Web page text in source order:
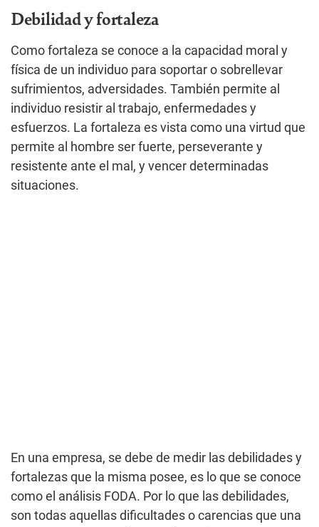
Debilidad y fortaleza
Como fortaleza se conoce a la capacidad moral y
física de un individuo para soportar o sobrellevar
sufrimientos, adversidades. También permite al
individuo resistir al trabajo, enfermedades y
esfuerzos. La fortaleza es vista como una virtud que
permite al hombre ser fuerte, perseverante y
resistente ante el mal, y vencer determinadas
situaciones.
En una empresa, se debe de medir las debilidades y
fortalezas que la misma posee, es lo que se conoce
como el análisis FODA. Por lo que las debilidades,
son todas aquellas dificultades o carencias que una